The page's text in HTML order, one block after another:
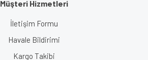
Müşteri Hizmetleri
İletişim Formu
Havale Bildirimi
Kargo Takibi